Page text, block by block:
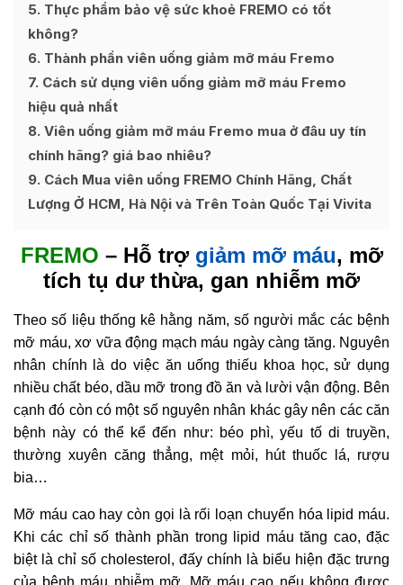
5 Thực phẩm bảo vệ sức khoẻ FREMO có tốt
không?
6 Thành phần viên uống giảm mỡ máu Fremo
7 Cách sử dụng viên uống giảm mỡ máu Fremo
hiệu quả nhất
8 Viên uống giảm mỡ máu Fremo mua ở đâu uy tín
chính hãng? giá bao nhiêu?
9 Cách Mua viên uống FREMO Chính Hãng, Chất
Lượng Ở HCM, Hà Nội và Trên Toàn Quốc Tại Vivita
FREMO – Hỗ trợ giảm mỡ máu, mỡ
tích tụ dư thừa, gan nhiễm mỡ
Theo số liệu thống kê hằng năm, số người mắc các bệnh
mỡ máu, xơ vữa động mạch máu ngày càng tăng. Nguyên
nhân chính là do việc ăn uống thiếu khoa học, sử dụng
nhiều chất béo, dầu mỡ trong đồ ăn và lười vận động. Bên
cạnh đó còn có một số nguyên nhân khác gây nên các căn
bệnh này có thể kể đến như: béo phì, yếu tố di truyền,
thường xuyên căng thẳng, mệt mỏi, hút thuốc lá, rượu
bia…
Mỡ máu cao hay còn gọi là rối loạn chuyển hóa lipid máu.
Khi các chỉ số thành phần trong lipid máu tăng cao, đặc
biệt là chỉ số cholesterol, đấy chính là biểu hiện đặc trưng